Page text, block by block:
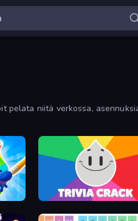
pelata niitä verkossa,
Trivia Crack